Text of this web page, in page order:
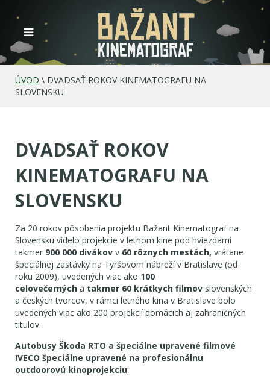
ÚVOD \ DVADSAŤ ROKOV KINEMATOGRAFU NA
SLOVENSKU
DVADSAŤ ROKOV
KINEMATOGRAFU NA
SLOVENSKU
Za 20 rokov pôsobenia projektu Bažant Kinematograf na
Slovensku videlo projekcie v letnom kine pod hviezdami
takmer 900 000 divákov v 60 rôznych mestách, vrátane
špeciálnej zastávky na Tyršovom nábreží v Bratislave (od
roku 2009), uvedených viac ako 100
celovečerných a takmer 60 krátkych filmov slovenských
a českých tvorcov, v rámci letného kina v Bratislave bolo
uvedených viac ako 200 projekcií domácich aj zahraničných
titulov.
Autobusy Škoda RTO a špeciálne upravené filmové
IVECO špeciálne upravené na profesionálnu
outdoorovú kinoprojekciu: